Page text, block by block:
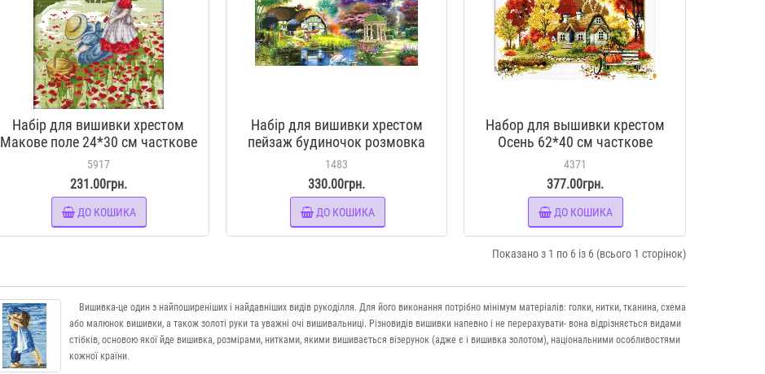
Набір для вишивки хрестом
Макове поле 24*30 см часткове
заповнення
5917
231.00грн.
ДО КОШИКА
Набір для вишивки хрестом
пейзаж будиночок розмовка
біля ставка лебідь Розмір
картини 70*50см
1483
330.00грн.
ДО КОШИКА
Набор для вышивки крестом
Осень 62*40 см часткове
зашивання
4371
377.00грн.
ДО КОШИКА
Показано з 1 по 6 із 6 (всього 1 сторінок)
Вишивка-це один з найпоширеніших і найдавніших видів рукоділля. Для його виконання потрібно мінімум матеріалів: голки, нитки, тканина, схема
або малюнок вишивки, а також золоті руки та уважні очі вишивальниці. Різновидів вишивки напевно і не перерахувати- вона відрізняється видами
стібків, основою якої йде вишивка, розмірами, нитками, якими вишивається візерунок (адже є і вишивка золотом), національними особливостями
кожної країни.